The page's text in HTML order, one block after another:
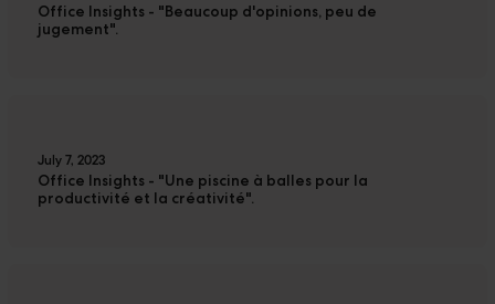
Office Insights - "Beaucoup d'opinions, peu de
jugement".
July 7, 2023
Office Insights - "Une piscine à balles pour la
productivité et la créativité".